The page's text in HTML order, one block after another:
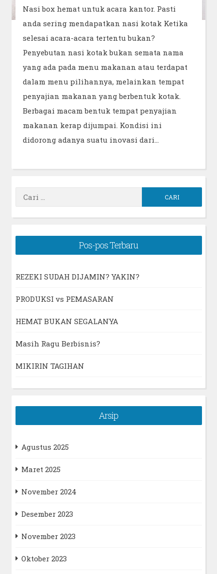
Nasi box hemat untuk acara kantor. Pasti
anda sering mendapatkan nasi kotak Ketika
selesai acara-acara tertentu bukan?
Penyebutan nasi kotak bukan semata nama
yang ada pada menu makanan atau terdapat
dalam menu pilihannya, melainkan tempat
penyajian makanan yang berbentuk kotak.
Berbagai macam bentuk tempat penyajian
makanan kerap dijumpai. Kondisi ini
didorong adanya suatu inovasi dari…
untuk:
Pos-pos Terbaru
REZEKI SUDAH DIJAMIN? YAKIN?
PRODUKSI vs PEMASARAN
HEMAT BUKAN SEGALANYA
Masih Ragu Berbisnis?
MIKIRIN TAGIHAN
Arsip
Agustus 2025
Maret 2025
November 2024
Desember 2023
November 2023
Oktober 2023